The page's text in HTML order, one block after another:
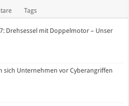
Tags
Drehsessel mit Doppelmotor – Unser
sich Unternehmen vor Cyberangriffen